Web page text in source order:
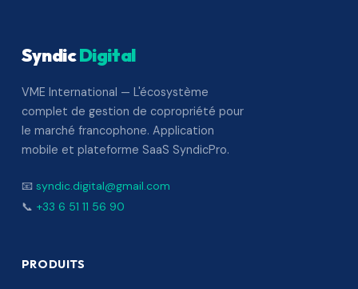
SyndicDigital
VME International — L'écosystème
complet de gestion de copropriété pour
le marché francophone. Application
mobile et plateforme SaaS SyndicPro.
📧 syndic.digital@gmail.com
📞 +33 6 51 11 56 90
PRODUITS